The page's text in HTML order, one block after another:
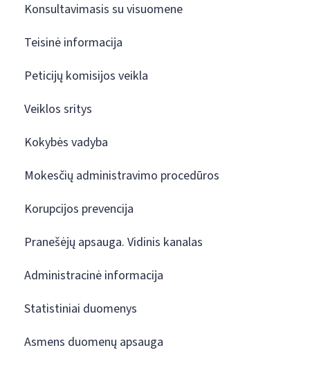
Konsultavimasis su visuomene
Teisinė informacija
Peticijų komisijos veikla
Veiklos sritys
Kokybės vadyba
Mokesčių administravimo procedūros
Korupcijos prevencija
Pranešėjų apsauga. Vidinis kanalas
Administracinė informacija
Statistiniai duomenys
Asmens duomenų apsauga